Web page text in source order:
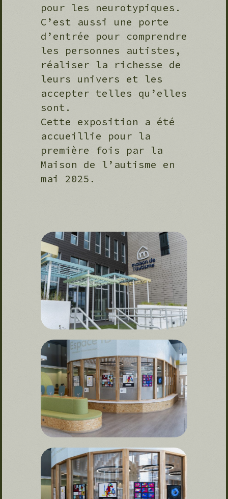
pour les neurotypiques.
C’est aussi une porte
d’entrée pour comprendre
les personnes autistes,
réaliser la richesse de
leurs univers et les
accepter telles qu’elles
sont.
Cette exposition a été
accueillie pour la
première fois par la
Maison de l’autisme en
mai 2025.